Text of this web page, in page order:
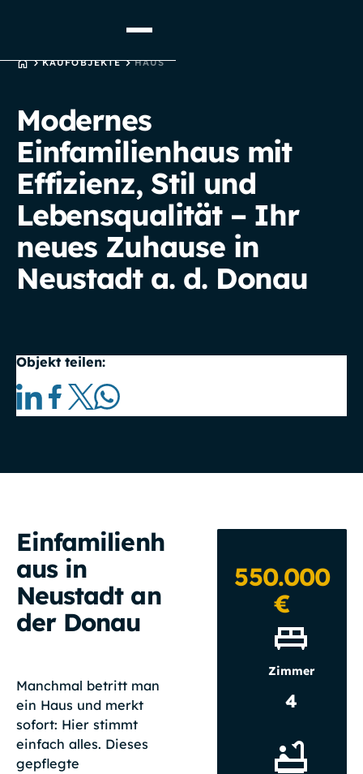
STARTSEITE
KAUFOBJEKTE HAUS
Modernes
Einfamilienhaus mit
Effizienz, Stil und
Lebensqualität – Ihr
neues Zuhause in
Neustadt a. d. Donau
Objekt teilen:
Einfamilienh
aus in
Neustadt an
der Donau
Manchmal betritt man
ein Haus und merkt
sofort: Hier stimmt
einfach alles. Dieses
gepflegte
550.000
€
Zimmer
4